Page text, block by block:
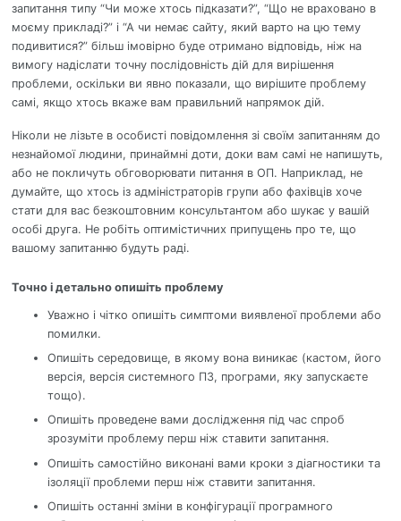
запитання типу “Чи може хтось підказати?”, “Що не враховано в
моєму прикладі?” і “А чи немає сайту, який варто на цю тему
подивитися?” більш імовірно буде отримано відповідь, ніж на
вимогу надіслати точну послідовність дій для вирішення
проблеми, оскільки ви явно показали, що вирішите проблему
самі, якщо хтось вкаже вам правильний напрямок дій.
Ніколи не лізьте в особисті повідомлення зі своїм запитанням до
незнайомої людини, принаймні доти, доки вам самі не напишуть,
або не покличуть обговорювати питання в ОП. Наприклад, не
думайте, що хтось із адміністраторів групи або фахівців хоче
стати для вас безкоштовним консультантом або шукає у вашій
особі друга. Не робіть оптимістичних припущень про те, що
вашому запитанню будуть раді.
Точно і детально опишіть проблему
Уважно і чітко опишіть симптоми виявленої проблеми або
помилки.
Опишіть середовище, в якому вона виникає (кастом, його
версія, версія системного ПЗ, програми, яку запускаєте
тощо).
Опишіть проведене вами дослідження під час спроб
зрозуміти проблему перш ніж ставити запитання.
Опишіть самостійно виконані вами кроки з діагностики та
ізоляції проблеми перш ніж ставити запитання.
Опишіть останні зміни в конфігурації програмного